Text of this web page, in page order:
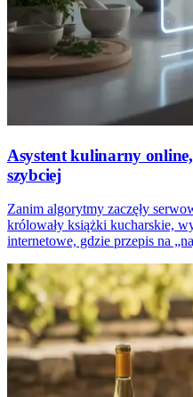
Asystent kulinarny
szybciej
Zanim algorytmy zaczęły
królowały książki kucharskie,
internetowe, gdzie przepis na